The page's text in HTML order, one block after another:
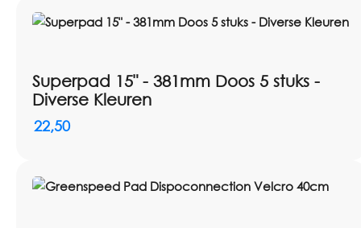
Superpad 15" - 381mm Doos 5 stuks -
Diverse Kleuren
22,50